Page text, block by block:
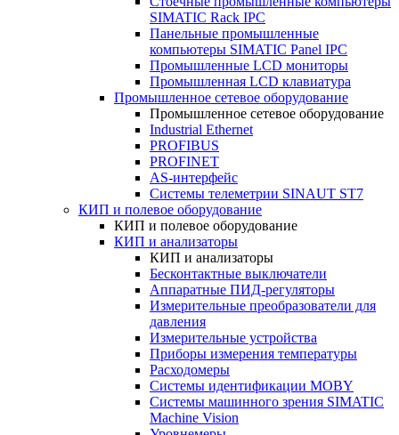
SIMATIC Rack IPC
Панельные промышленные
компьютеры SIMATIC Panel IPC
Промышленные LCD мониторы
Промышленная LCD клавиатура
Промышленное сетевое оборудование
Промышленное сетевое оборудование
Industrial Ethernet
PROFIBUS
PROFINET
AS-интерфейс
Системы телеметрии SINAUT ST7
КИП и полевое оборудование
КИП и полевое оборудование
КИП и анализаторы
КИП и анализаторы
Бесконтактные выключатели
Аппаратные ПИД-регуляторы
Измерительные преобразователи для
давления
Измерительные устройства
Приборы измерения температуры
Расходомеры
Системы идентификации MOBY
Системы машинного зрения SIMATIC
Machine Vision